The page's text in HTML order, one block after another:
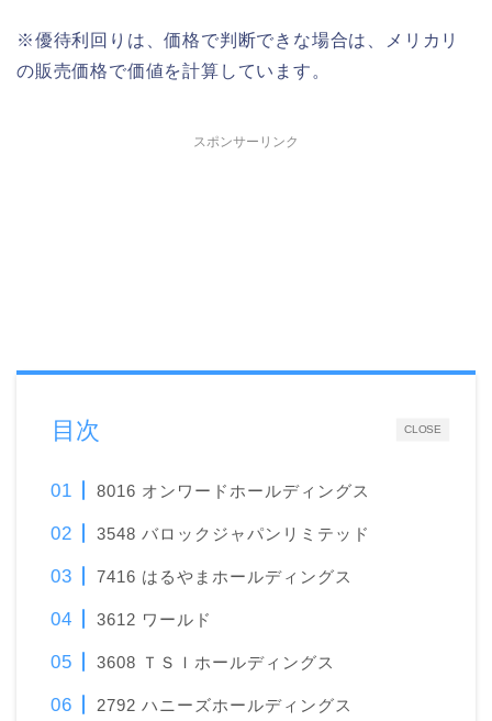
※優待利回りは、価格で判断できな場合は、メリカリ
の販売価格で価値を計算しています。
スポンサーリンク
CLOSE
目次
8016 オンワードホールディングス
3548 バロックジャパンリミテッド
7416 はるやまホールディングス
3612 ワールド
3608 ＴＳＩホールディングス
2792 ハニーズホールディングス